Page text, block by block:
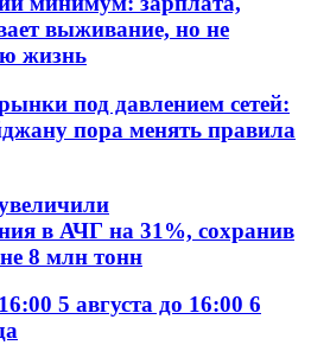
выживание, но не
жизнь
под давлением сетей:
пора менять правила
в АЧГ на 31%, сохранив
8 млн тонн
5 августа до 16:00 6